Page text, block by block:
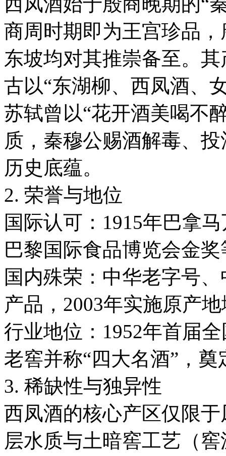
商周时期即为王宫珍品
东坡均对其推崇备至。
古以“东湖柳、西凤酒、
苏轼曾以“花开酒美喝不
质，秦穆公赐酒解毒、
历史底蕴。
2. 荣誉与地位
国际认可：1915年巴拿
巴黎国际食品博览会金
国内殊荣：中华老字号
产品，2003年实施原产
行业地位：1952年首届
老窖并称“四大名酒”，
3. 稀缺性与独异性
西凤酒的核心产区仅限
层水质与土暗窖工艺（